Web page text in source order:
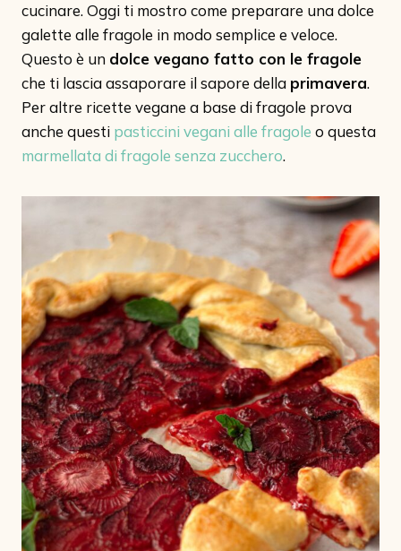
cucinare. Oggi ti mostro come preparare una dolce
galette alle fragole in modo semplice e veloce.
Questo è un dolce vegano fatto con le fragole
che ti lascia assaporare il sapore della primavera.
Per altre ricette vegane a base di fragole prova
anche questi pasticcini vegani alle fragole o questa
marmellata di fragole senza zucchero.